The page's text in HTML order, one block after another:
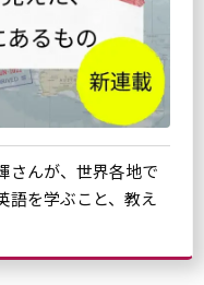
さんが、世界各地で
語を学ぶこと、教え